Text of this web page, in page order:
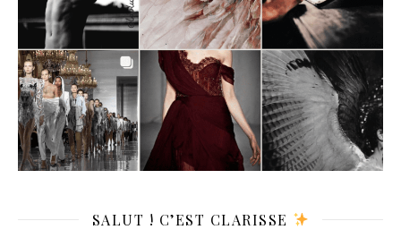
SALUT ! C’EST CLARISSE